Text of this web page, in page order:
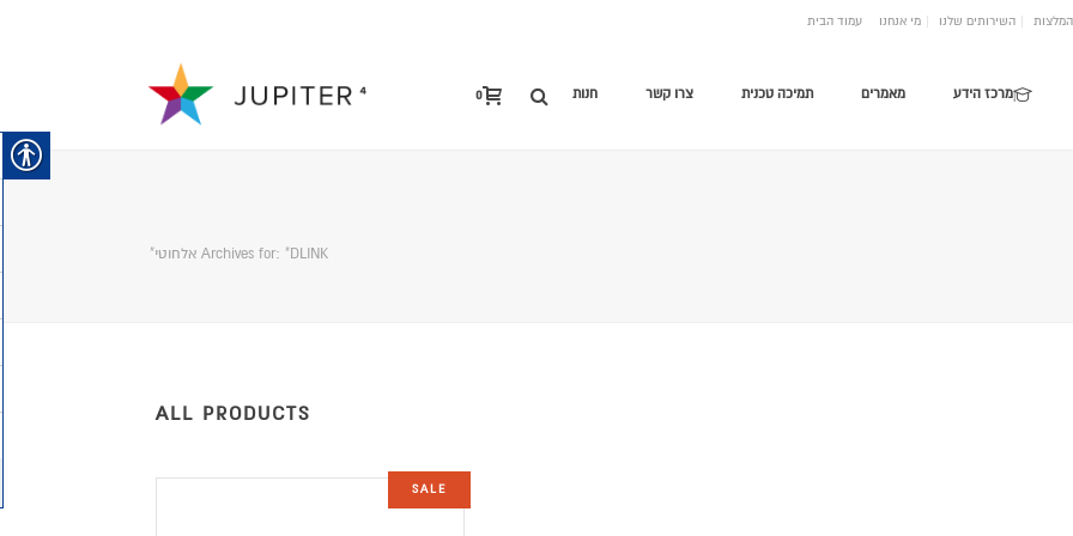
המלצות השירותים שלנו מי אנחנו עמוד הבית
חנות צרו קשר תמיכה טכנית מאמרים מרכז הידע 0
Archives for: "DLINK אלחוטי"
ALL PRODUCTS
SALE